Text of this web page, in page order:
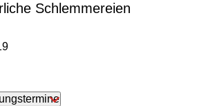
Schlemmereien
GBR
2019